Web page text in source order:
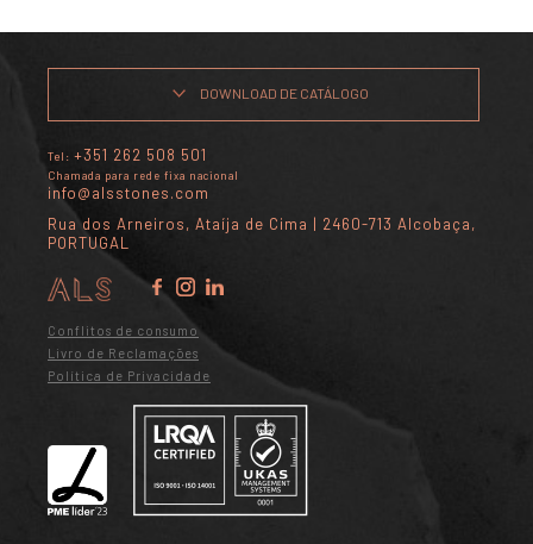
DOWNLOAD DE CATÁLOGO
Tel: +351 262 508 501
Chamada para rede fixa nacional
info@alsstones.com
Rua dos Arneiros, Ataíja de Cima | 2460-713 Alcobaça,
PORTUGAL
Conflitos de consumo
Livro de Reclamações
Política de Privacidade